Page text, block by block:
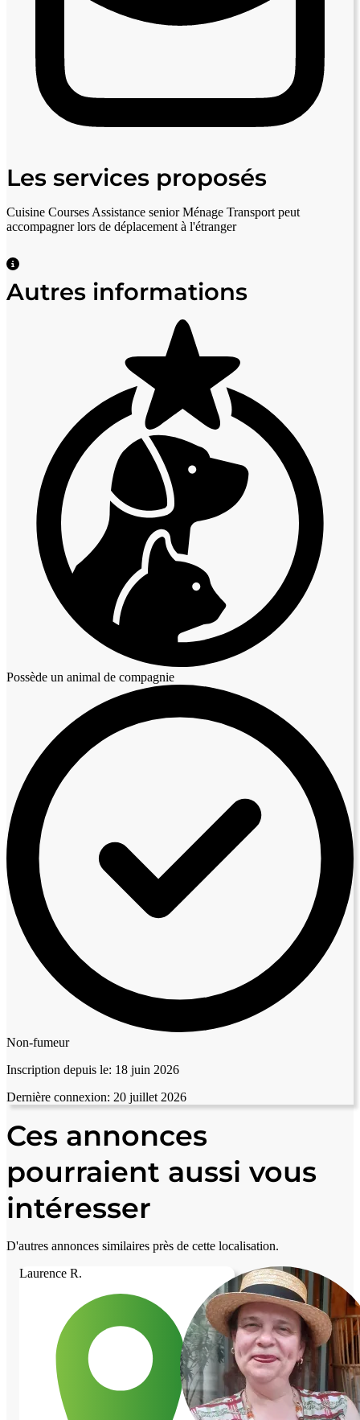
Les services proposés
Cuisine Courses Assistance senior Ménage Transport peut
accompagner lors de déplacement à l'étranger
Autres informations
Possède un animal de compagnie
Non-fumeur
Inscription depuis le: 18 juin 2026
Dernière connexion: 20 juillet 2026
Ces annonces
pourraient aussi vous
intéresser
D'autres annonces similaires près de cette localisation.
Laurence R.